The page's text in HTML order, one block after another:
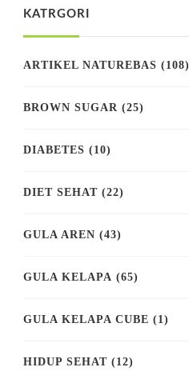
KATRGORI
ARTIKEL NATUREBAS (108)
BROWN SUGAR (25)
DIABETES (10)
DIET SEHAT (22)
GULA AREN (43)
GULA KELAPA (65)
GULA KELAPA CUBE (1)
HIDUP SEHAT (12)